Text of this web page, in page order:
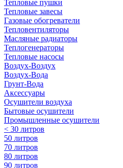
Тепловые пушки
Тепловые завесы
Газовые обогреватели
Тепловентиляторы
Масляные радиаторы
Теплогенераторы
Тепловые насосы
Воздух-Воздух
Воздух-Вода
Грунт-Вода
Аксессуары
Осушители воздуха
Бытовые осушители
Промышленные осушители
< 30 литров
50 литров
70 литров
80 литров
90 литров